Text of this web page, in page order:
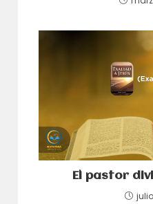
El pastor